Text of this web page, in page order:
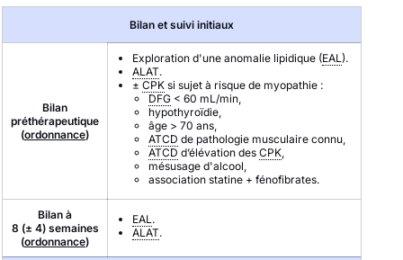
Bilan et suivi initiaux
Bilan
préthérapeutique
(ordonnance)
Exploration d'une anomalie lipidique (EAL).
ALAT.
± CPK si sujet à risque de myopathie :
DFG < 60 mL/min,
hypothyroïdie,
âge > 70 ans,
ATCD de pathologie musculaire connu,
ATCD d’élévation des CPK,
mésusage d'alcool,
association statine + fénofibrates.
Bilan à
8 (± 4) semaines
(ordonnance)
EAL.
ALAT.